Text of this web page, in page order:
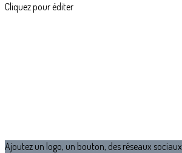
Cliquez pour éditer
Ajoutez un logo, un bouton, des réseaux sociaux